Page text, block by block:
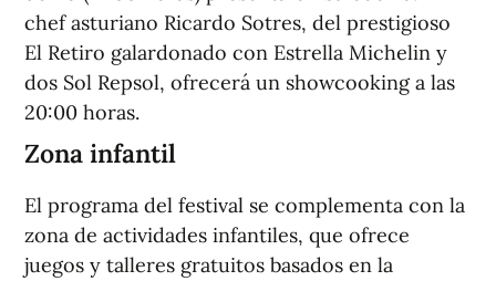
chef asturiano Ricardo Sotres, del prestigioso
El Retiro galardonado con Estrella Michelin y
dos Sol Repsol, ofrecerá un showcooking a las
20:00 horas.
Zona infantil
El programa del festival se complementa con la
zona de actividades infantiles, que ofrece
juegos y talleres gratuitos basados en la